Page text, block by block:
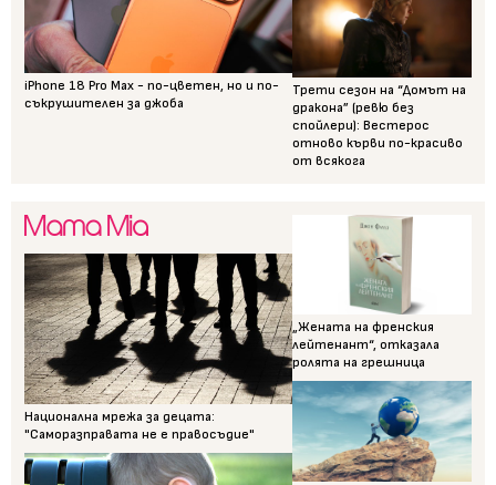
iPhone 18 Pro Max - по-цветен, но и по-
съкрушителен за джоба
Трети сезон на “Домът на
дракона” (ревю без
спойлери): Вестерос
отново кърви по-красиво
от всякога
Национална мрежа за децата:
"Саморазправата не е правосъдие"
„Жената на френския
лейтенант“, отказала
ролята на грешница